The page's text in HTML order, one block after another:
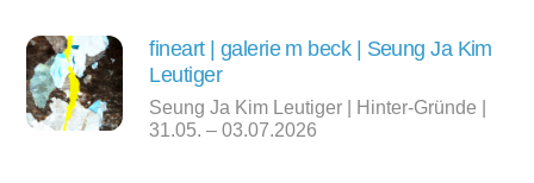
fineart | galerie m beck | Seung Ja Kim
Leutiger
Seung Ja Kim Leutiger | Hinter-Gründe |
31.05. – 03.07.2026